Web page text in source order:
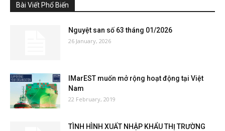
Bài Viết Phổ Biến
Nguyệt san số 63 tháng 01/2026
26 January, 2026
IMarEST muốn mở rộng hoạt động tại Việt
Nam
22 February, 2019
TÌNH HÌNH XUẤT NHẬP KHẨU THỊ TRƯỜNG